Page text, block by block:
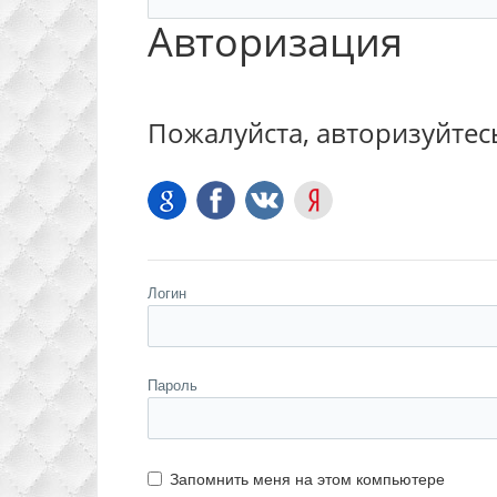
Авторизация
Пожалуйста,
Логин
Пароль
Запомнить меня на этом компьютере